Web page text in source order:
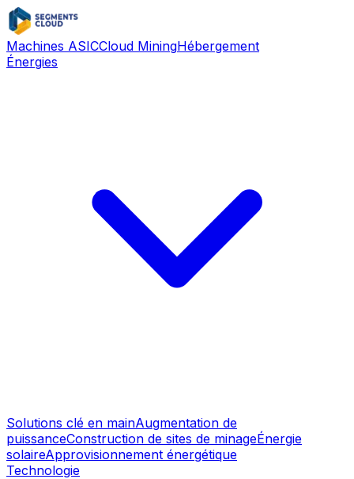
Machines ASICCloud MiningHébergement
Énergies
Solutions clé en mainAugmentation de
puissanceConstruction de sites de minageÉnergie
solaireApprovisionnement énergétique
Technologie